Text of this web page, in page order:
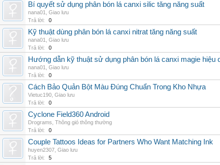
Bí quyết sử dụng phân bón lá canxi silic tăng năng suất
nana01
Giao lưu
Trả lời:
0
Kỹ thuật dùng phân bón lá canxi nitrat tăng năng suất
nana01
Giao lưu
Trả lời:
0
Hướng dẫn kỹ thuật sử dụng phân bón lá canxi magie hiệu
nana01
Giao lưu
Trả lời:
0
Cách Bảo Quản Bột Màu Đúng Chuẩn Trong Kho Nhựa
Vietuc190 Giao lưu
Trả lời:
0
Cyclone Field360 Android
Drograms Thông gió thông thường
Trả lời:
0
Couple Tattoos Ideas for Partners Who Want Matching Ink
huyen2307 Giao lưu
Trả lời:
5